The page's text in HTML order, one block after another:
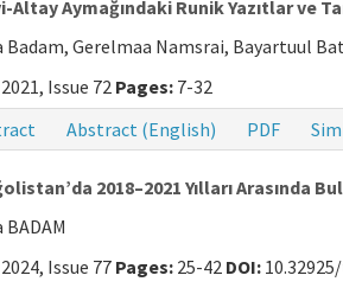
Altay Aymağındaki Runik Yazıtlar ve
Badam, Gerelmaa Namsrai, Bayartuul
2021, Issue 72 Pages: 7-32
Abstract (English) PDF
2018–2021 Yılları Arasında
BADAM
2024, Issue 77 Pages: 25-42 DOI: